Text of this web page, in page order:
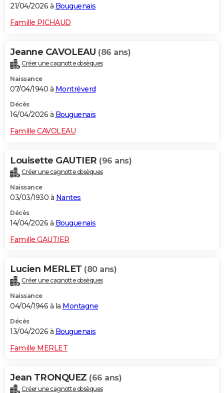
21/04/2026 à Bouguenais
Famille PICHAUD
Jeanne CAVOLEAU (86 ans)
Créer une cagnotte obsèques
Naissance
07/04/1940 à Montréverd
Décès
16/04/2026 à Bouguenais
Famille CAVOLEAU
Louisette GAUTIER (96 ans)
Créer une cagnotte obsèques
Naissance
03/03/1930 à Nantes
Décès
14/04/2026 à Bouguenais
Famille GAUTIER
Lucien MERLET (80 ans)
Créer une cagnotte obsèques
Naissance
04/04/1946 à la Montagne
Décès
13/04/2026 à Bouguenais
Famille MERLET
Jean TRONQUEZ (66 ans)
Créer une cagnotte obsèques